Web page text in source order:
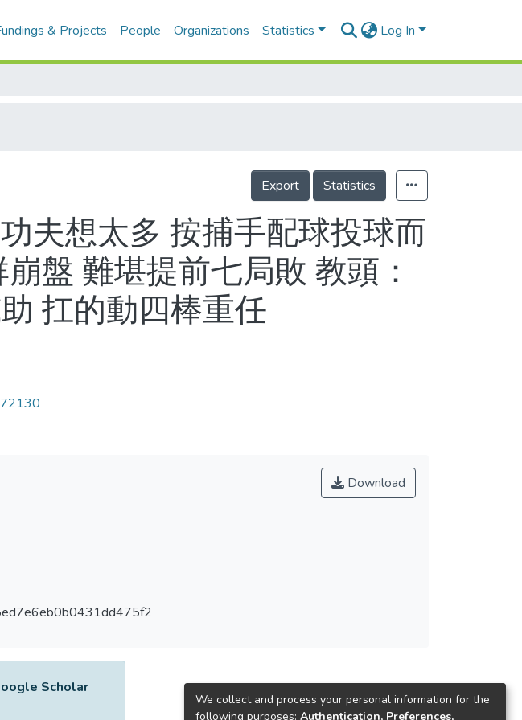
& Projects People Organizations Statistics Log In
Export Statistics
夫想太多 按捕手配球投球而
盤 難堪提前七局敗 教頭：
扛的動四棒重任
Download
Scholar
We collect and process your personal information for the
following purposes: Authentication, Preferences,